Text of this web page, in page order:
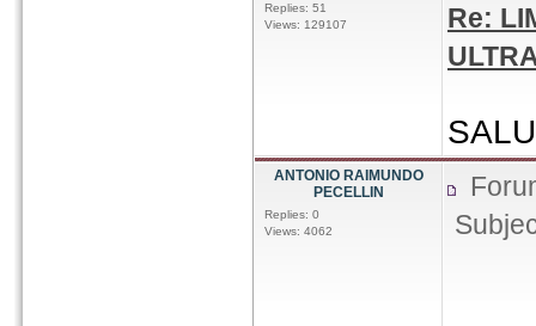
Replies: 51
Views: 129107
Re:
ANTONIO RAIMUNDO
PECELLIN
Replies: 0
Views: 4062